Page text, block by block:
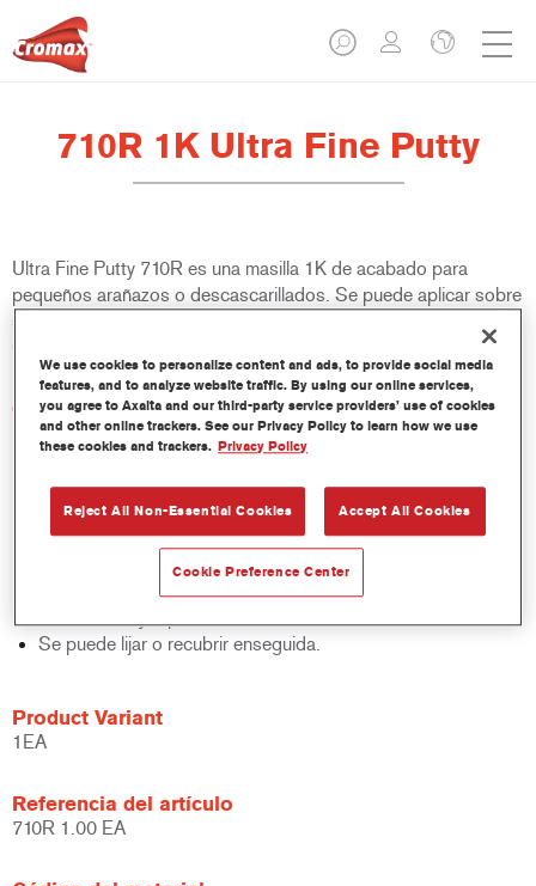
710R 1K Ultra Fine Putty
Ultra Fine Putty 710R es una masilla 1K de acabado para
pequeños arañazos o descascarillados. Se puede aplicar sobre
substratos de acero desnudo y sobre numerosos acabados de
Características del producto
Estructura fina y homogénea.
Adecuada para los arañazos más pequeños o burbujas de
aire.
Buena adherencia.
Lijado fácil - deja un acabado uniforme.
Lista para usar - no se ha de mezclar.
Secado rápido con un acabado uniforme y sin poros.
Se puede lijar o recubrir enseguida.
Product Variant
1EA
Referencia del artículo
710R 1.00 EA
We use cookies to personalize content and ads, to provide social media
features, and to analyze website traffic. By using our online services,
you agree to Axalta and our third-party service providers’ use of cookies
and other online trackers. See our Privacy Policy to learn how we use
these cookies and trackers. Privacy Policy
Reject All Non-Essential Cookies Accept All Cookies
Cookie Preference Center